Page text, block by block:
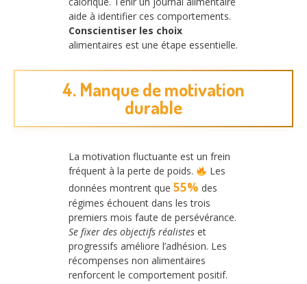
aide à identifier ces comportements.
Conscientiser les choix
alimentaires est une étape essentielle.
4. Manque de motivation
durable
La motivation fluctuante est un frein
fréquent à la perte de poids.
Les
données montrent que 55% des
régimes échouent dans les trois
premiers mois faute de persévérance.
Se fixer des objectifs réalistes et
progressifs améliore l’adhésion. Les
récompenses non alimentaires
renforcent le comportement positif.